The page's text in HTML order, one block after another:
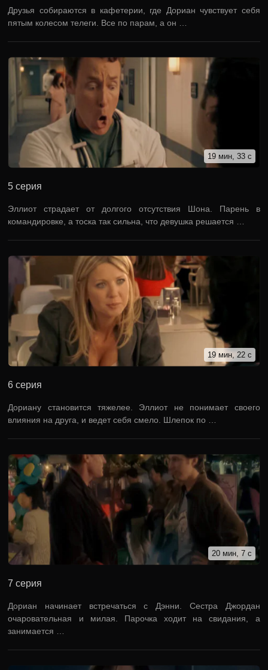
Друзья собираются в кафетерии, где Дориан чувствует себя
пятым колесом телеги. Все по парам, а он …
19 мин, 33 с
5 серия
Эллиот страдает от долгого отсутствия Шона. Парень в
командировке, а тоска так сильна, что девушка решается …
19 мин, 22 с
6 серия
Дориану становится тяжелее. Эллиот не понимает своего
влияния на друга, и ведет себя смело. Шлепок по …
20 мин, 7 с
7 серия
Дориан начинает встречаться с Дэнни. Сестра Джордан
очаровательная и милая. Парочка ходит на свидания, а
занимается …